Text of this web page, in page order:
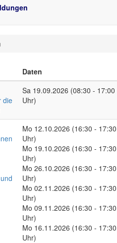
Daten
die
Sa 19.09.2026 (08:30 - 17:00
Uhr)
Mo 12.10.2026 (16:30 - 17:30
Uhr)
Mo 19.10.2026 (16:30 - 17:30
Uhr)
Mo 26.10.2026 (16:30 - 17:30
Uhr)
Mo 02.11.2026 (16:30 - 17:30
Uhr)
Mo 09.11.2026 (16:30 - 17:30
Uhr)
Mo 16.11.2026 (16:30 - 17:30
Uhr)